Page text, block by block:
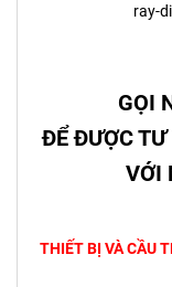
ray-
GỌI
ĐỂ ĐƯỢC TƯ
VỚI
THIẾT BỊ VÀ CẦU